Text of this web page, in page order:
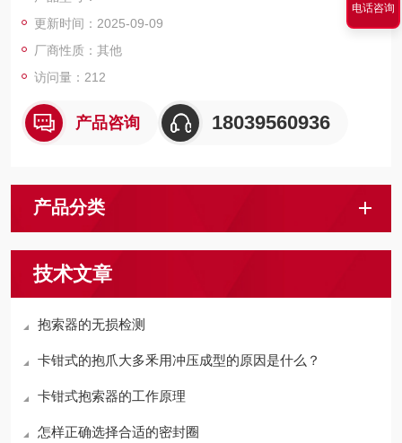
年的使用经验，抱爪厚度以8mm为宜。
更新时间：2025-09-09
厂商性质：其他
访问量：212
产品咨询 18039560936
产品分类
技术文章
抱索器的无损检测
卡钳式的抱爪大多釆用冲压成型的原因是什么？
卡钳式抱索器的工作原理
怎样正确选择合适的密封圈
电话咨询